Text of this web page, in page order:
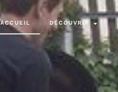
ACCUEIL DÉCOUVRIR